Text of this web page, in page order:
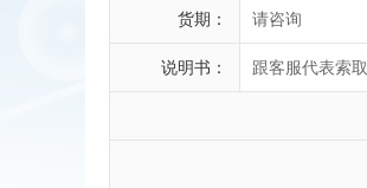
货期： 请咨询
说明书： 跟客服代表索取